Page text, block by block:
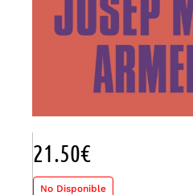
21.50€
No Disponible